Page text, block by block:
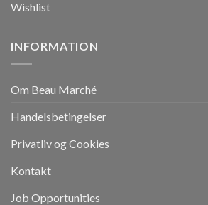
Wishlist
INFORMATION
Om Beau Marché
Handelsbetingelser
Privatliv og Cookies
Kontakt
Job Opportunities